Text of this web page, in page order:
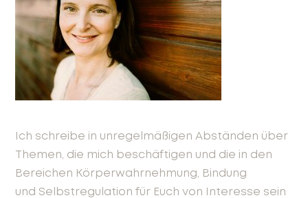
Ich schreibe in unregelmäßigen Abständen über
Themen, die mich beschäftigen und die in den
Bereichen Körperwahrnehmung, Bindung
und Selbstregulation für Euch von Interesse sein